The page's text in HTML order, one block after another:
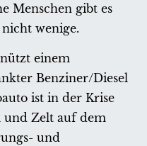
Menschen gibt es
wenige.
einem
Benziner/Diesel
ist in der Krise
Zelt auf dem
und